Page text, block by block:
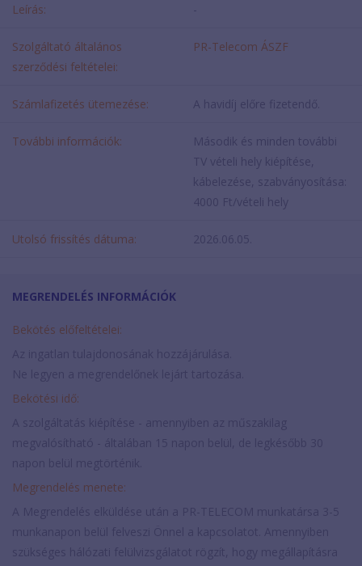
Leírás: -
Szolgáltató általános
szerződési feltételei:
PR-Telecom ÁSZF
Számlafizetés ütemezése: A havidíj előre fizetendő.
További információk:
Második és minden további
TV vételi hely kiépítése,
kábelezése, szabványosítása:
4000 Ft/vételi hely
Utolsó frissítés dátuma: 2026.06.05.
MEGRENDELÉS INFORMÁCIÓK
Bekötés előfeltételei:
Bekötési idő:
Megrendelés menete: